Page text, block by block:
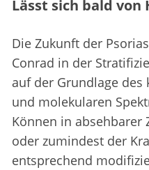
Lässt sich bald von
Die Zukunft der
Conrad in der
auf der Grundlage des
und molekularen
Können in absehbarer
oder zumindest der
entsprechend